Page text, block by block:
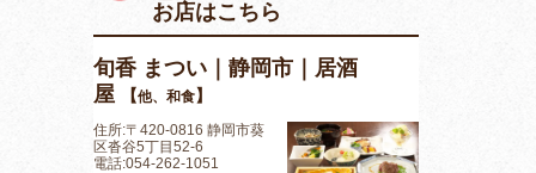
お店はこちら
旬香 まつい｜静岡市｜居酒
屋
【他、和食】
住所:〒420-0816 静岡市葵
区沓谷5丁目52‐6
電話:054-262-1051